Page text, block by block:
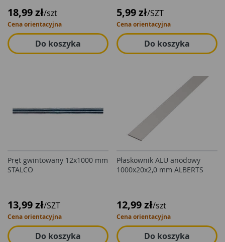
18,99 zł/szt
Cena orientacyjna
Do koszyka
5,99 zł/SZT
Cena orientacyjna
Do koszyka
Pręt gwintowany 12x1000 mm
STALCO
13,99 zł/SZT
Cena orientacyjna
Do koszyka
Płaskownik ALU anodowy
1000x20x2,0 mm ALBERTS
12,99 zł/szt
Cena orientacyjna
Do koszyka